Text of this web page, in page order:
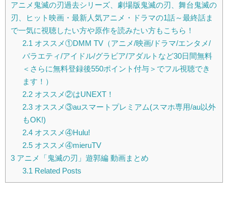
アニメ鬼滅の刃過去シリーズ、劇場版鬼滅の刃、舞台鬼滅の
刃、ヒット映画・最新人気アニメ・ドラマの1話～最終話ま
で一気に視聴したい方や原作を読みたい方もこちら！
2.1 オススメ①DMM TV（アニメ/映画/ドラマ/エンタメ/
バラエティ/アイドル/グラビア/アダルトなど30日間無料
＜さらに無料登録後550ポイント付与＞でフル視聴でき
ます！）
2.2オススメ②はUNEXT！
2.3オススメ③auスマートプレミアム(スマホ専用/au以外
もOK!)
2.4オススメ④Hulu!
2.5オススメ④mieruTV
3 アニメ「鬼滅の刃」遊郭編 動画まとめ
3.1 Related Posts